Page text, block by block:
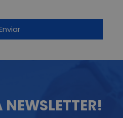
NEWSLETTER!